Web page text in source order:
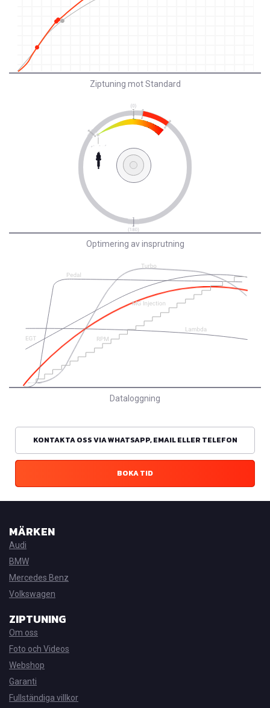
Ziptuning mot Standard
Optimering av insprutning
Dataloggning
KONTAKTA OSS VIA WHATSAPP, EMAIL ELLER TELEFON
BOKA TID
MÄRKEN
Audi
BMW
Mercedes Benz
Volkswagen
ZIPTUNING
Om oss
Foto och Videos
Webshop
Garanti
Fullständiga villkor